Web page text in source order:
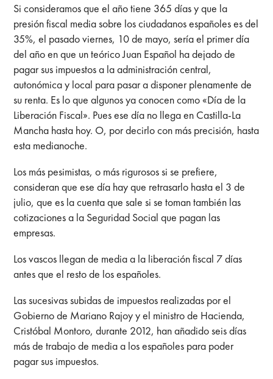
Si consideramos que el año tiene 365 días y que la
presión fiscal media sobre los ciudadanos españoles es del
35%, el pasado viernes, 10 de mayo, sería el primer día
del año en que un teórico Juan Español ha dejado de
pagar sus impuestos a la administración central,
autonómica y local para pasar a disponer plenamente de
su renta. Es lo que algunos ya conocen como «Día de la
Liberación Fiscal». Pues ese día no llega en Castilla-La
Mancha hasta hoy. O, por decirlo con más precisión, hasta
esta medianoche.
Los más pesimistas, o más rigurosos si se prefiere,
consideran que ese día hay que retrasarlo hasta el 3 de
julio, que es la cuenta que sale si se toman también las
cotizaciones a la Seguridad Social que pagan las
empresas.
Los vascos llegan de media a la liberación fiscal 7 días
antes que el resto de los españoles.
Las sucesivas subidas de impuestos realizadas por el
Gobierno de Mariano Rajoy y el ministro de Hacienda,
Cristóbal Montoro, durante 2012, han añadido seis días
más de trabajo de media a los españoles para poder
pagar sus impuestos.